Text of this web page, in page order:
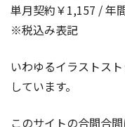
単月契約￥1,157 / 年
※税込み表記
いわゆるイラストス
しています。
このサイトの合間合